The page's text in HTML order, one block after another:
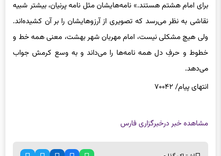
رنگی را دست تولیت می‌دهد و می‌گوید: «این‌ها دل نوشته‌های بچه‌ها
برای امام هشتم هستند.» نامه‌هایشان مثل نامه پرنیان، بیشتر شبیه
نقاشی به نظر می‌رسد که تصویری از آرزوهایشان را بر آن کشیده‌اند.
ولی هیچ مشکلی نیست، امام مهربان شهر بهشت، معنی همه خط‌ و
خطوط و حرفِ دل همه نامه‌ها را می‌داند و به وسع کرمش جواب
می‌دهد.